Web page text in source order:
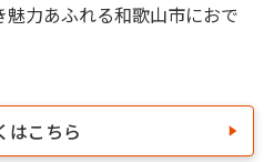
力あふれる和歌山市におで
はこちら